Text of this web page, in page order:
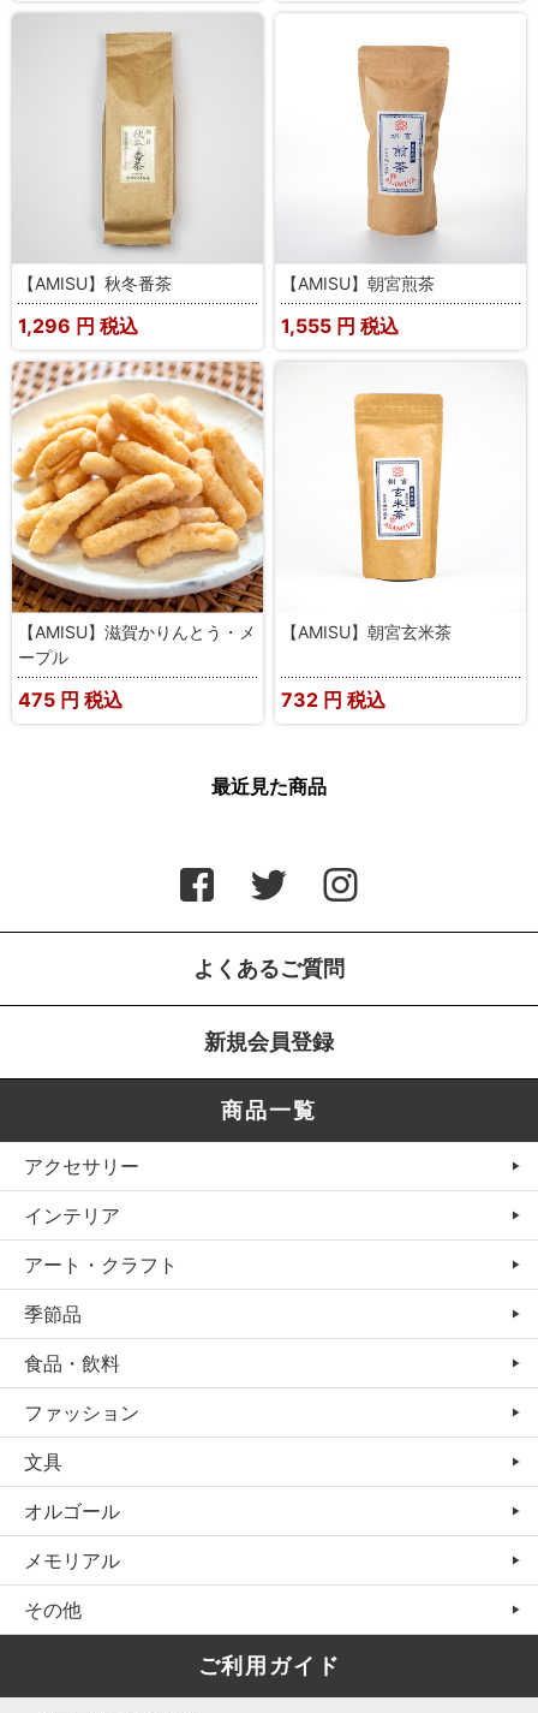
【AMISU】秋冬番茶
1,296 円 税込
【AMISU】朝宮煎茶
1,555 円 税込
【AMISU】滋賀かりんとう・メ
ープル
475 円 税込
【AMISU】朝宮玄米茶
732 円 税込
最近見た商品
よくあるご質問
新規会員登録
商品一覧
アクセサリー
インテリア
アート・クラフト
季節品
食品・飲料
ファッション
文具
オルゴール
メモリアル
その他
ご利用ガイド